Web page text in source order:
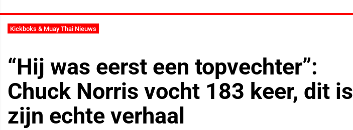
Kickboks & Muay Thai Nieuws
“Hij was eerst een topvechter”:
Chuck Norris vocht 183 keer, dit is
zijn echte verhaal